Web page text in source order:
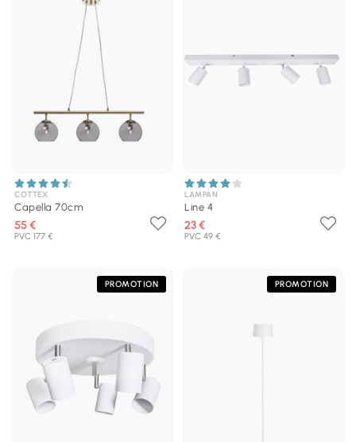
COTTEX
Capella 70cm
55 €
PVC 177 €
LAMPAN
Line 4
23 €
PVC 49 €
PROMOTION PROMOTION